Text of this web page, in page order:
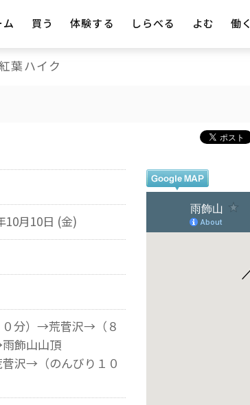
ム 買う 体験する しらべる よむ 働く
葉ハイク
10月10日 (金)
分）→荒菅沢→（８
飾山山頂
沢→（のんびり１０